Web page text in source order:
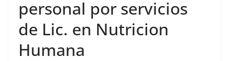
personal por servicios
de Lic. en Nutricion
Humana